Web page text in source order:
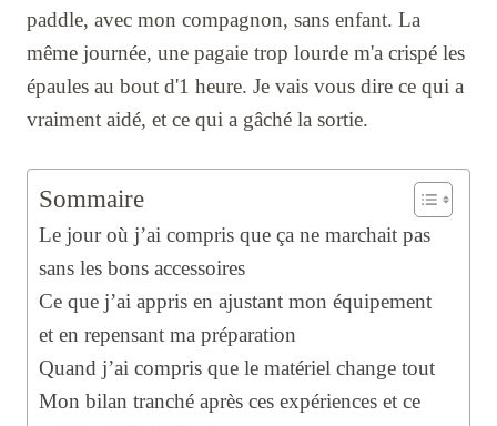
paddle, avec mon compagnon, sans enfant. La
même journée, une pagaie trop lourde m'a crispé les
épaules au bout d'1 heure. Je vais vous dire ce qui a
vraiment aidé, et ce qui a gâché la sortie.
Sommaire
Le jour où j’ai compris que ça ne marchait pas
sans les bons accessoires
Ce que j’ai appris en ajustant mon équipement
et en repensant ma préparation
Quand j’ai compris que le matériel change tout
Mon bilan tranché après ces expériences et ce